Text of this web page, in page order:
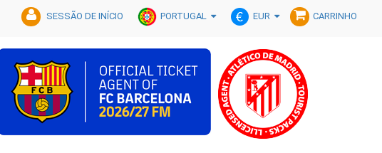
CARRINHO
EUR
PORTUGAL
SESSÃO DE INÍCIO